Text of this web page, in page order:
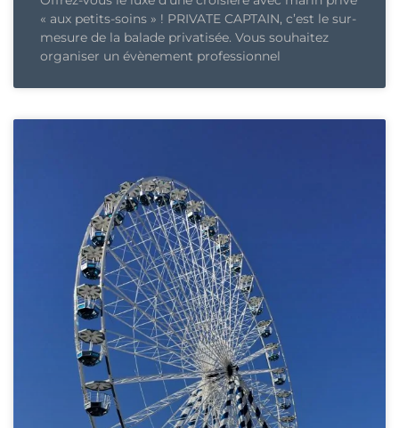
« aux petits-soins » ! PRIVATE CAPTAIN, c’est le sur-
mesure de la balade privatisée. Vous souhaitez
organiser un évènement professionnel